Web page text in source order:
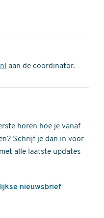
aan de coördinator.
horen hoe je vanaf
Schrijf je dan in voor
alle laatste updates
nieuwsbrief